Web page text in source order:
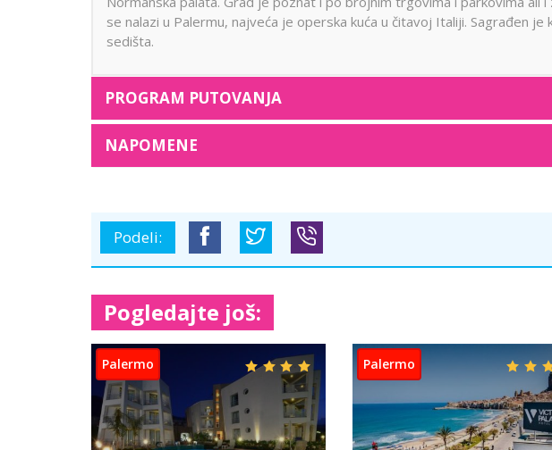
se nalazi u Palermu, najveća je operska kuća u čitavoj Italiji. Sagrađen
sedišta.
PROGRAM PUTOVANJA
NAPOMENE
Podeli:
Pogledajte još: